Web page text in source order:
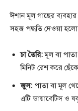
ঈশান মূল গাছের
সহজ পদ্ধতি দেওয়া
চা তৈরি:মূল বা পাতা
মিনিট রেশ করে
জুস: পাতা বা মূল
এটি ডায়াবেটিস ও